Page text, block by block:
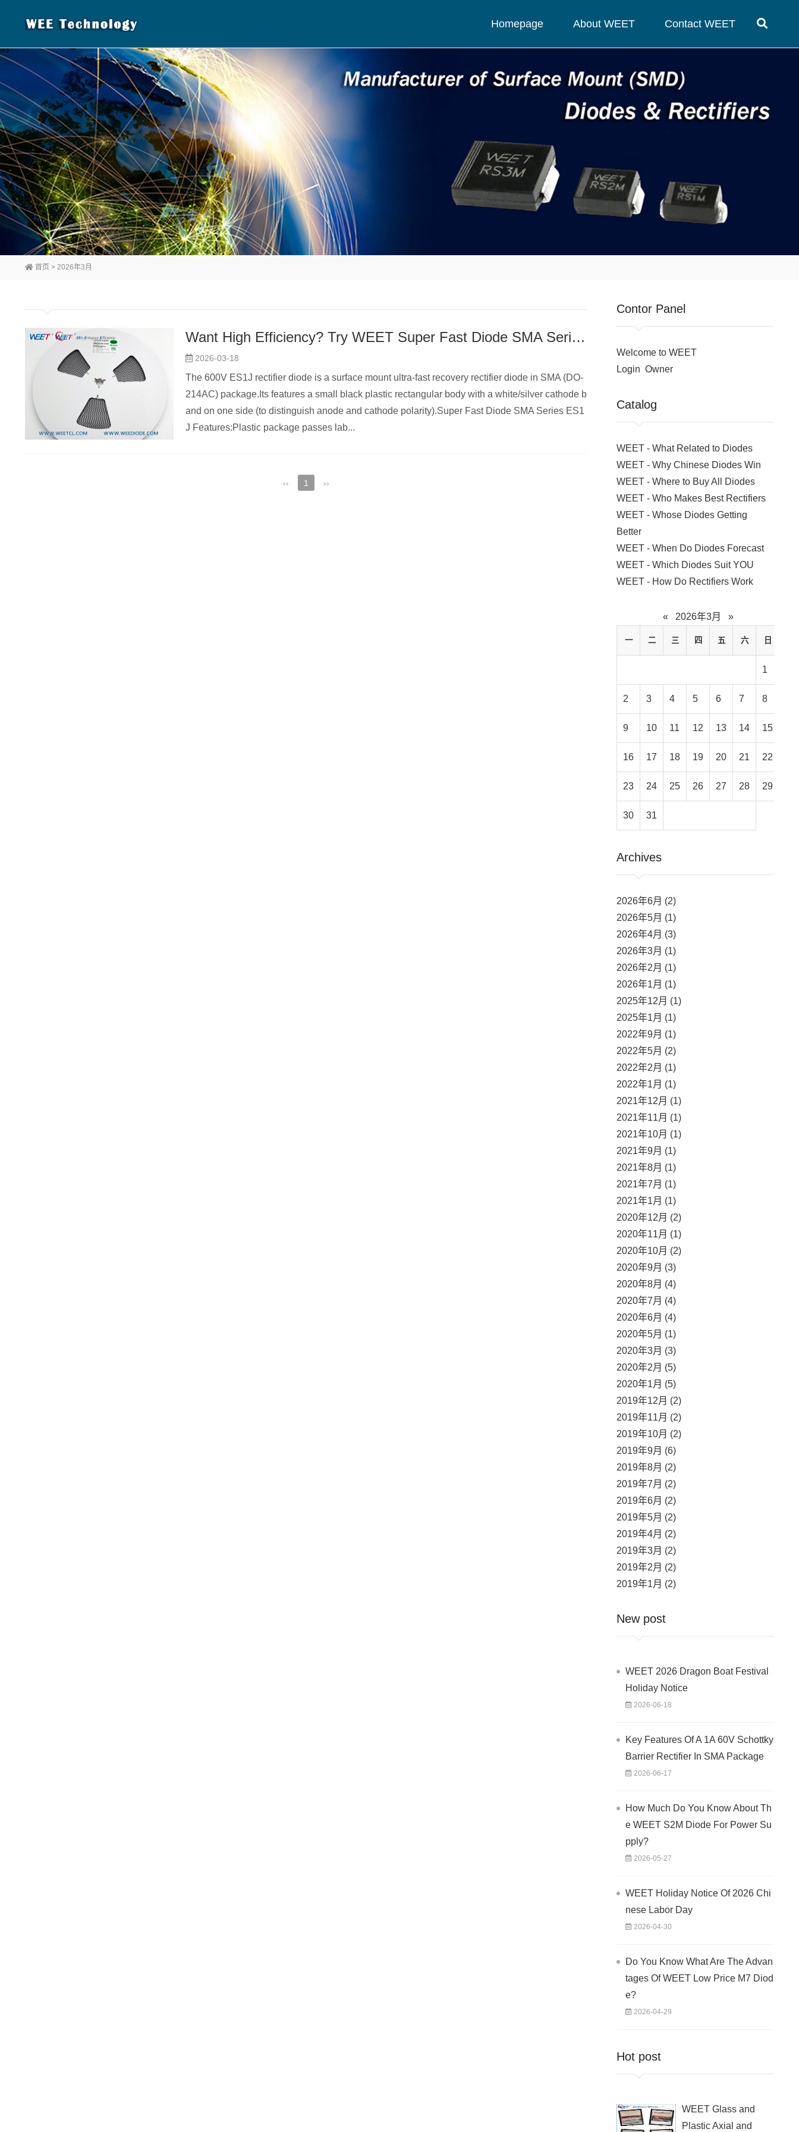
Homepage About WEET Contact WEET
首页 > 2026年3月
Want High Efficiency? Try WEET Super Fast Diode SMA Series ES1J!
2026-03-18
The 600V ES1J rectifier diode is a surface mount ultra-fast recovery rectifier diode in SMA (DO-
214AC) package.Its features a small black plastic rectangular body with a white/silver cathode b
and on one side (to distinguish anode and cathode polarity).Super Fast Diode SMA Series ES1
J Features:Plastic package passes lab...
‹‹ 1 ››
Contor Panel
Welcome to WEET
Login Owner
Catalog
WEET - What Related to Diodes
WEET - Why Chinese Diodes Win
WEET - Where to Buy All Diodes
WEET - Who Makes Best Rectifiers
WEET - Whose Diodes Getting
Better
WEET - When Do Diodes Forecast
WEET - Which Diodes Suit YOU
WEET - How Do Rectifiers Work
« 2026年3月 »
一 二 三 四 五 六 日
1
2 3 4 5 6 7 8
9 10 11 12 13 14 15
16 17 18 19 20 21 22
23 24 25 26 27 28 29
30 31
Archives
2026年6月 (2)
2026年5月 (1)
2026年4月 (3)
2026年3月 (1)
2026年2月 (1)
2026年1月 (1)
2025年12月 (1)
2025年1月 (1)
2022年9月 (1)
2022年5月 (2)
2022年2月 (1)
2022年1月 (1)
2021年12月 (1)
2021年11月 (1)
2021年10月 (1)
2021年9月 (1)
2021年8月 (1)
2021年7月 (1)
2021年1月 (1)
2020年12月 (2)
2020年11月 (1)
2020年10月 (2)
2020年9月 (3)
2020年8月 (4)
2020年7月 (4)
2020年6月 (4)
2020年5月 (1)
2020年3月 (3)
2020年2月 (5)
2020年1月 (5)
2019年12月 (2)
2019年11月 (2)
2019年10月 (2)
2019年9月 (6)
2019年8月 (2)
2019年7月 (2)
2019年6月 (2)
2019年5月 (2)
2019年4月 (2)
2019年3月 (2)
2019年2月 (2)
2019年1月 (2)
New post
WEET 2026 Dragon Boat Festival
Holiday Notice
2026-06-18
Key Features Of A 1A 60V Schottky
Barrier Rectifier In SMA Package
2026-06-17
How Much Do You Know About Th
e WEET S2M Diode For Power Su
pply?
2026-05-27
WEET Holiday Notice Of 2026 Chi
nese Labor Day
2026-04-30
Do You Know What Are The Advan
tages Of WEET Low Price M7 Diod
e?
2026-04-29
Hot post
WEET Glass and
Plastic Axial and